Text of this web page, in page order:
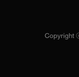
Copyright